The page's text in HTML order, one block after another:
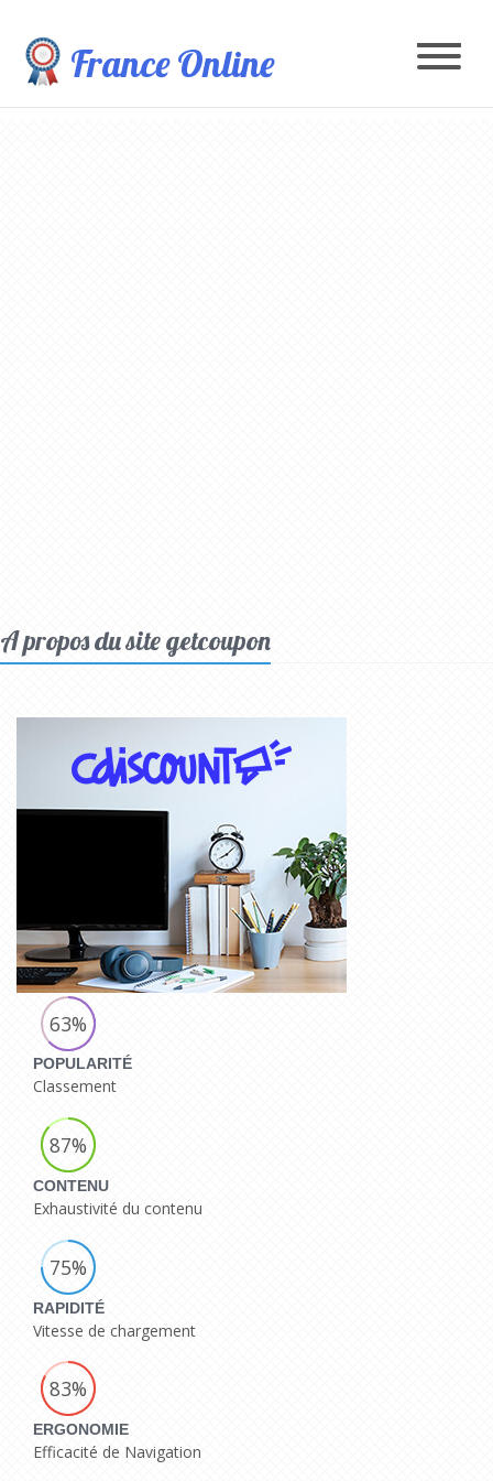
France Online
A propos du site getcoupon
63%
POPULARITÉ
Classement
87%
CONTENU
Exhaustivité du contenu
75%
RAPIDITÉ
Vitesse de chargement
83%
ERGONOMIE
Efficacité de Navigation